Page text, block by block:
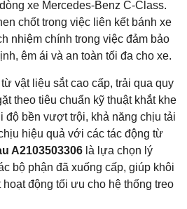
xe Mercedes-Benz C-Class.
chốt trong việc liên kết bánh xe
nhiệm chính trong việc đảm bảo
êm ái và an toàn tối đa cho xe.
vật liệu sắt cao cấp, trải qua quy
theo tiêu chuẩn kỹ thuật khắt khe
độ bền vượt trội, khả năng chịu tải
hiệu quả với các tác động từ
A2103503306 là lựa chọn lý
bộ phận đã xuống cấp, giúp khôi
động tối ưu cho hệ thống treo